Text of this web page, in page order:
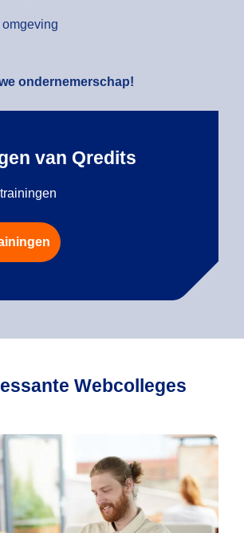
ondernemerschap!
van Qredits
Webcolleges